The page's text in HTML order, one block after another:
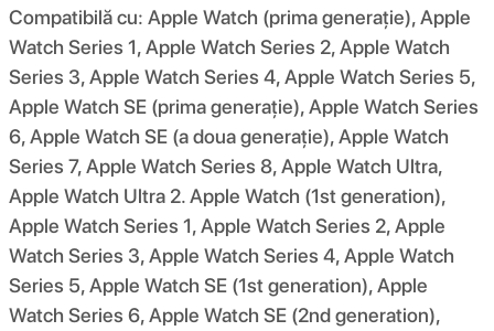
Compatibilă cu: Apple Watch (prima generație), Apple
Watch Series 1, Apple Watch Series 2, Apple Watch
Series 3, Apple Watch Series 4, Apple Watch Series 5,
Apple Watch SE (prima generație), Apple Watch Series
6, Apple Watch SE (a doua generație), Apple Watch
Series 7, Apple Watch Series 8, Apple Watch Ultra,
Apple Watch Ultra 2. Apple Watch (1st generation),
Apple Watch Series 1, Apple Watch Series 2, Apple
Watch Series 3, Apple Watch Series 4, Apple Watch
Series 5, Apple Watch SE (1st generation), Apple
Watch Series 6, Apple Watch SE (2nd generation),